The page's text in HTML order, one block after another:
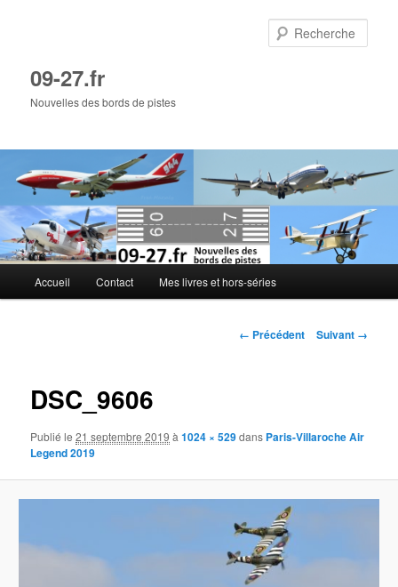
09-27.fr
Nouvelles des bords de pistes
principal
Accueil Contact Mes livres et hors-séries
Navigation
← Précédent Suivant →
DSC_9606
Publié le21 septembre 2019 à1024 × 529dans Paris-Villaroche Air
Legend 2019